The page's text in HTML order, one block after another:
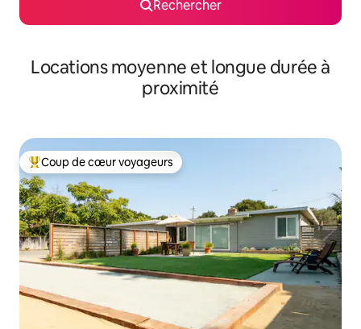
Rechercher
Locations moyenne et longue durée à
proximité
Coups de cœur voyageurs les plus appréciés
Coup de cœur voyageurs